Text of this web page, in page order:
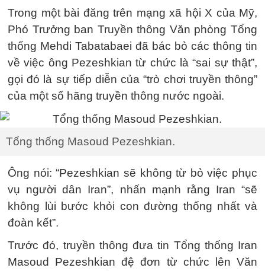
Trong một bài đăng trên mạng xã hội X của Mỹ,
Phó Trưởng ban Truyền thông Văn phòng Tổng
thống Mehdi Tabatabaei đã bác bỏ các thông tin
về việc ông Pezeshkian từ chức là “sai sự thật”,
gọi đó là sự tiếp diễn của “trò chơi truyền thông”
của một số hãng truyền thông nước ngoài.
Tổng thống Masoud Pezeshkian.
Ông nói: “Pezeshkian sẽ không từ bỏ việc phục
vụ người dân Iran”, nhấn mạnh rằng Iran “sẽ
không lùi bước khỏi con đường thống nhất và
đoàn kết”.
Trước đó, truyền thông đưa tin Tổng thống Iran
Masoud Pezeshkian đệ đơn từ chức lên Văn